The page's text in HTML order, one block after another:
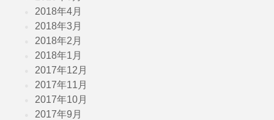
2018年4月
2018年3月
2018年2月
2018年1月
2017年12月
2017年11月
2017年10月
2017年9月